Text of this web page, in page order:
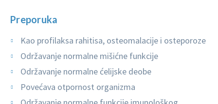
Preporuka
Kao profilaksa rahitisa, osteomalacije i osteporoze
Održavanje normalne mišićne funkcije
Održavanje normalne ćelijske deobe
Povećava otpornost organizma